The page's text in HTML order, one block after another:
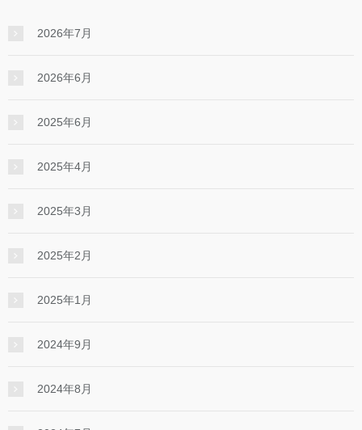
2026年7月
2026年6月
2025年6月
2025年4月
2025年3月
2025年2月
2025年1月
2024年9月
2024年8月